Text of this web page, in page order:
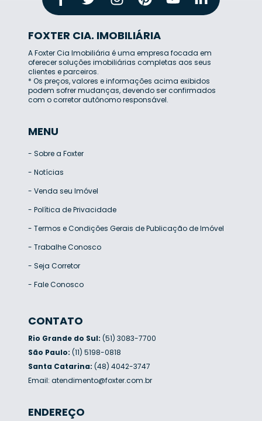
FOXTER CIA. IMOBILIÁRIA
A Foxter Cia Imobiliária é uma empresa focada em
oferecer soluções imobiliárias completas aos seus
clientes e parceiros.
* Os preços, valores e informações acima exibidos
podem sofrer mudanças, devendo ser confirmados
com o corretor autônomo responsável.
MENU
- Sobre a Foxter
- Notícias
- Venda seu Imóvel
- Política de Privacidade
- Termos e Condições Gerais de Publicação de Imóvel
- Trabalhe Conosco
- Seja Corretor
- Fale Conosco
CONTATO
Rio Grande do Sul: (51) 3083-7700
São Paulo: (11) 5198-0818
Santa Catarina: (48) 4042-3747
Email: atendimento@foxter.com.br
ENDEREÇO